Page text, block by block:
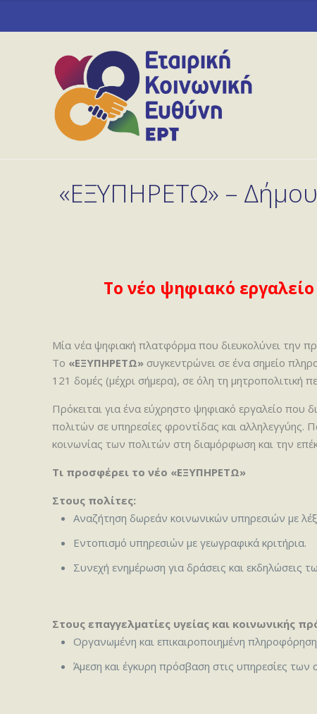
«ΕΞΥΠΗΡΕΤΩ» –
Το νέο ψηφιακό
Μία νέα ψηφιακή πλατφόρμα που διευκολύνει την
Το «ΕΞΥΠΗΡΕΤΩ» συγκεντρώνει σε ένα σημείο
121 δομές (μέχρι σήμερα), σε όλη τη μητροπολιτική
Πρόκειται για ένα εύχρηστο ψηφιακό εργαλείο που
πολιτών σε υπηρεσίες φροντίδας και
κοινωνίας των πολιτών στη διαμόρφωση και την
Τι προσφέρει το νέο «ΕΞΥΠΗΡΕΤΩ»
Στους πολίτες:
Αναζήτηση δωρεάν κοινωνικών υπηρεσιών με
Εντοπισμό υπηρεσιών με γεωγραφικά κριτήρια.
Συνεχή ενημέρωση για δράσεις και εκδηλώσεις
Στους επαγγελματίες υγείας και κοινωνικής
Οργανωμένη και επικαιροποιημένη
Άμεση και έγκυρη πρόσβαση στις υπηρεσίες